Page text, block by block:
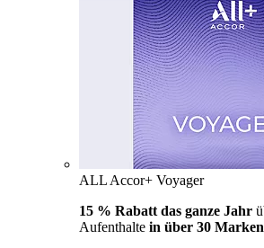
ALL Accor+ Voyager
15 % Rabatt das ganze Jahr
Aufenthalte in über 30